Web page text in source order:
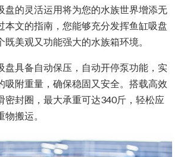
盘的灵活运用将为您的水族世界增添无
本文的指南，您能够充分发挥鱼缸吸盘
既美观又功能强大的水族箱环境。
盘具备自动保压，自动开停泵功能，实
吸附重量，确保稳固又安全。搭载高效
密封圈，最大承重可达340斤，轻松应
搬运。